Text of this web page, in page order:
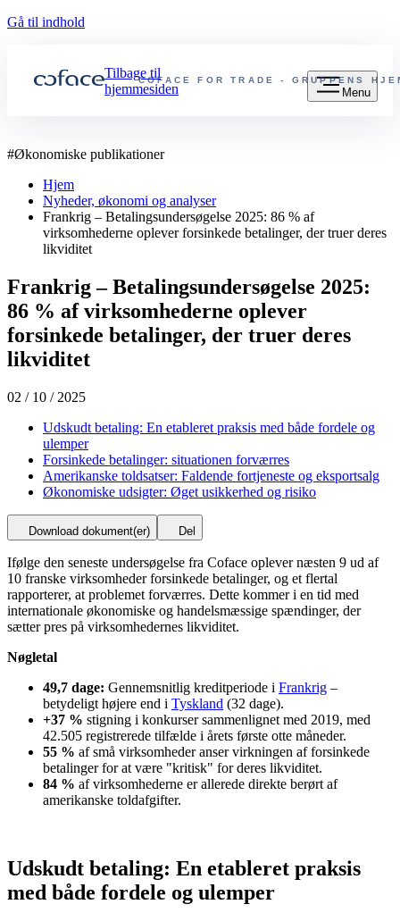
Gå til indhold
COFACE FOR TRADE - GRUPPENS
Tilbage til
hjemmesiden
Menu
#Økonomiske publikationer
Hjem
Nyheder, økonomi og analyser
Frankrig – Betalingsundersøgelse 2025: 86 % af
virksomhederne oplever forsinkede betalinger, der truer deres
likviditet
Frankrig – Betalingsundersøgelse 2025:
86 % af virksomhederne oplever
forsinkede betalinger, der truer deres
likviditet
02 / 10 / 2025
Udskudt betaling: En etableret praksis med både fordele og
ulemper
Forsinkede betalinger: situationen forværres
Amerikanske toldsatser: Faldende fortjeneste og eksportsalg
Økonomiske udsigter: Øget usikkerhed og risiko
Download dokument(er) Del
Ifølge den seneste undersøgelse fra Coface oplever næsten 9 ud af
10 franske virksomheder forsinkede betalinger, og et flertal
rapporterer, at problemet forværres. Dette kommer i en tid med
internationale økonomiske og handelsmæssige spændinger, der
sætter pres på virksomhedernes likviditet.
Nøgletal
49,7 dage: Gennemsnitlig kreditperiode i Frankrig –
betydeligt højere end i Tyskland (32 dage).
+37 % stigning i konkurser sammenlignet med 2019, med
42.505 registrerede tilfælde i årets første otte måneder.
55 % af små virksomheder anser virkningen af forsinkede
betalinger for at være "kritisk" for deres likviditet.
84 % af virksomhederne er allerede direkte berørt af
amerikanske toldafgifter.
Udskudt betaling: En etableret praksis
med både fordele og ulemper